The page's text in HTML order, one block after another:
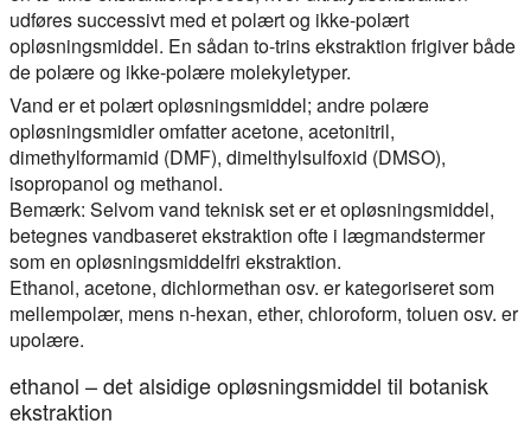
udføres successivt med et polært og ikke-polært
opløsningsmiddel. En sådan to-trins ekstraktion frigiver både
de polære og ikke-polære molekyletyper.
Vand er et polært opløsningsmiddel; andre polære
opløsningsmidler omfatter acetone, acetonitril,
dimethylformamid (DMF), dimelthylsulfoxid (DMSO),
isopropanol og methanol.
Bemærk: Selvom vand teknisk set er et opløsningsmiddel,
betegnes vandbaseret ekstraktion ofte i lægmandstermer
som en opløsningsmiddelfri ekstraktion.
Ethanol, acetone, dichlormethan osv. er kategoriseret som
mellempolær, mens n-hexan, ether, chloroform, toluen osv. er
upolære.
ethanol – det alsidige opløsningsmiddel til botanisk
ekstraktion